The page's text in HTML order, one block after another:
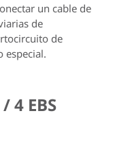
un cable de
de
de
especial.
4 EBS